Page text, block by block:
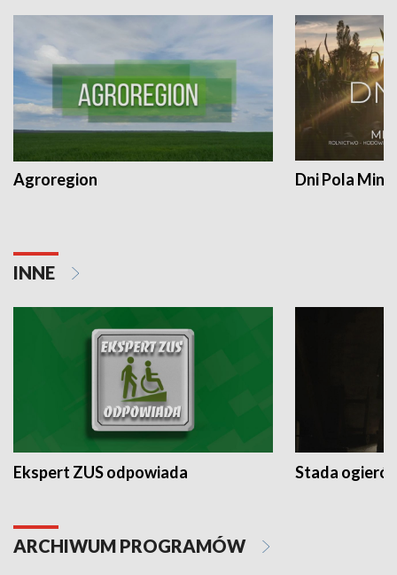
Agroregion Dni Pola
INNE
Ekspert ZUS odpowiada Stada
ARCHIWUM PROGRAMÓW